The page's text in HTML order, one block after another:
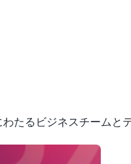
たるビジネスチームと